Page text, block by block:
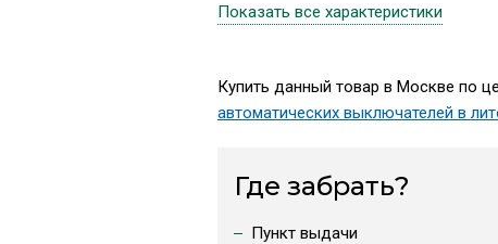
Показать все характеристики
Купить данный товар в Москве по
автоматических выключателей в
Где забрать?
Пункт выдачи